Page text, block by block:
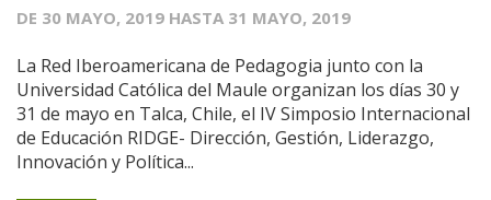
DE 30 MAYO, 2019 HASTA 31 MAYO, 2019
La Red Iberoamericana de Pedagogia junto con la
Universidad Católica del Maule organizan los días 30 y
31 de mayo en Talca, Chile, el IV Simposio Internacional
de Educación RIDGE- Dirección, Gestión, Liderazgo,
Innovación y Política...